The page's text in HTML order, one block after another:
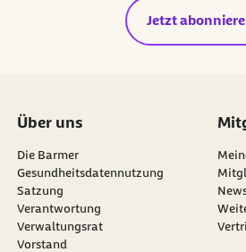
Jetzt
Über uns
Die Barmer
Gesundheitsdatennutzung
Satzung
Verantwortung
Verwaltungsrat
Vorstand